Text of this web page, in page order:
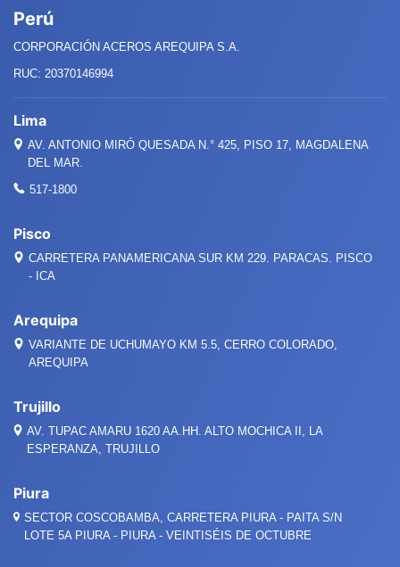
Perú
CORPORACIÓN ACEROS AREQUIPA S.A.
RUC: 20370146994
Lima
AV. ANTONIO MIRÓ QUESADA N.° 425, PISO 17, MAGDALENA
DEL MAR.
517-1800
Pisco
CARRETERA PANAMERICANA SUR KM 229. PARACAS. PISCO
- ICA
Arequipa
VARIANTE DE UCHUMAYO KM 5.5, CERRO COLORADO,
AREQUIPA
Trujillo
AV. TUPAC AMARU 1620 AA.HH. ALTO MOCHICA II, LA
ESPERANZA, TRUJILLO
Piura
SECTOR COSCOBAMBA, CARRETERA PIURA - PAITA S/N
LOTE 5A PIURA - PIURA - VEINTISÉIS DE OCTUBRE